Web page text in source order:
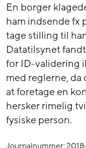
En borger
ham indsende fx
tage stilling til
Datatilsynet
for ID-validering
med reglerne, da
at foretage en
hersker rimelig
fysiske person.